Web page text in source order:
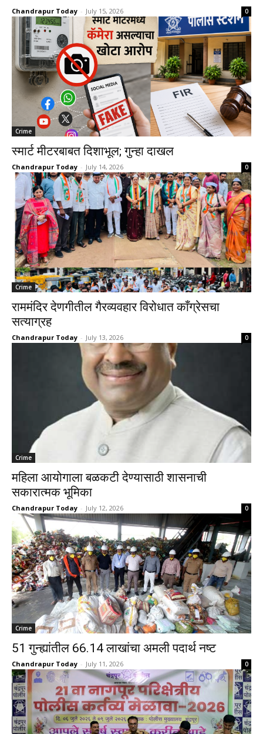
Chandrapur Today - July 15, 2026 0
Crime
स्मार्ट मीटरबाबत दिशाभूल; गुन्हा दाखल
Chandrapur Today - July 14, 2026 0
Crime
राममंदिर देणगीतील गैरव्यवहार विरोधात काँग्रेसचा
सत्याग्रह
Chandrapur Today - July 13, 2026 0
Crime
महिला आयोगाला बळकटी देण्यासाठी शासनाची
सकारात्मक भूमिका
Chandrapur Today - July 12, 2026 0
Crime
51 गुन्ह्यांतील 66.14 लाखांचा अमली पदार्थ नष्ट
Chandrapur Today - July 11, 2026 0